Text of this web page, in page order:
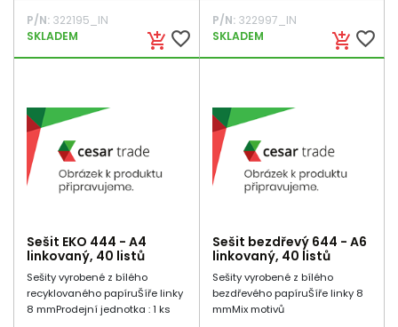
add_shopping_cart favorite_border
P/N: 322195_IN
SKLADEM
add_shopping_cart favorite_border
P/N:322997_IN
SKLADEM
Sešit EKO 444 - A4
linkovaný, 40 listů
Sešity vyrobené z bílého
recyklovaného papíruŠíře linky
8 mmProdejní jednotka : 1 ks
Sešit bezdřevý 644 - A6
linkovaný, 40 listů
Sešity vyrobené z bílého
bezdřevého papíruŠíře linky 8
mmMix motivů